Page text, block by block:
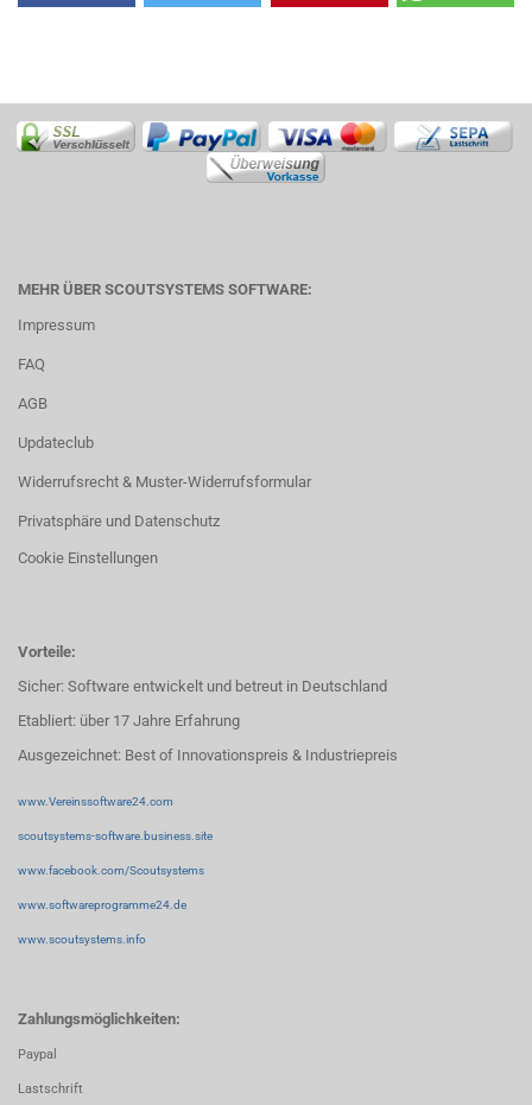
MEHR ÜBER SCOUTSYSTEMS SOFTWARE:
Impressum
FAQ
AGB
Updateclub
Widerrufsrecht & Muster-Widerrufsformular
Privatsphäre und Datenschutz
Cookie Einstellungen
Vorteile:
Sicher: Software entwickelt und betreut in Deutschland
Etabliert: über 17 Jahre Erfahrung
Ausgezeichnet: Best of Innovationspreis & Industriepreis
www.Vereinssoftware24.com
scoutsystems-software.business.site
www.facebook.com/Scoutsystems
www.softwareprogramme24.de
www.scoutsystems.info
Zahlungsmöglichkeiten:
Paypal
Lastschrift